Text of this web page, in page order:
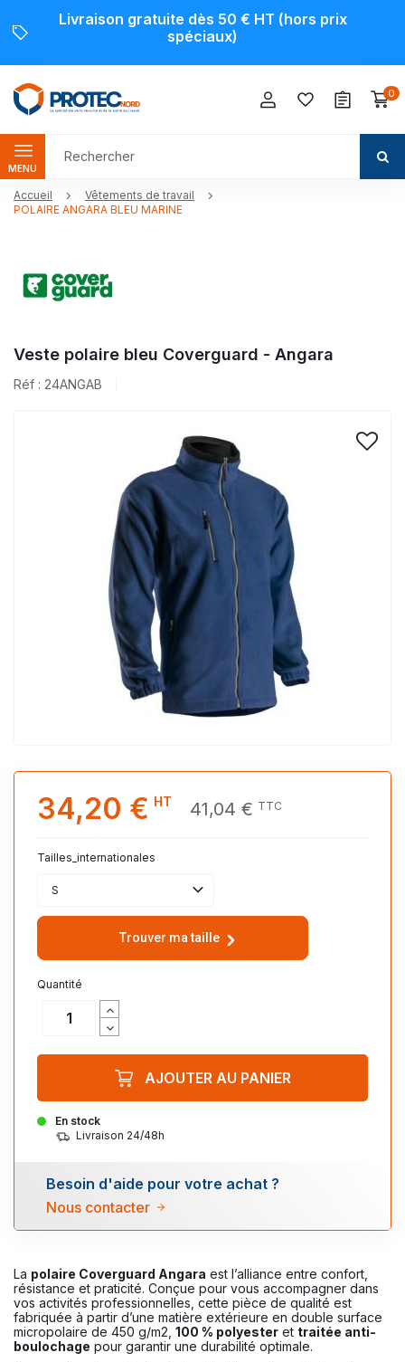
Livraison gratuite dès 50 € HT (hors prix
spéciaux)
0
MENU
Accueil
Vêtements de travail
POLAIRE ANGARA BLEU MARINE
Veste polaire bleu Coverguard - Angara
Réf : 24ANGAB
La polaire Coverguard Angara est l’alliance entre confort,
résistance et praticité. Conçue pour vous accompagner dans
vos activités professionnelles, cette pièce de qualité est
fabriquée à partir d’une matière extérieure en double surface
micropolaire de 450 g/m2, 100 % polyester et traitée anti-
boulochage pour garantir une durabilité optimale.
34,20 € HT 41,04 € TTC
Tailles_internationales
S
Trouver ma taille
Quantité
En stock
Livraison 24/48h
AJOUTER AU PANIER
Besoin d'aide pour votre achat ?
Nous contacter